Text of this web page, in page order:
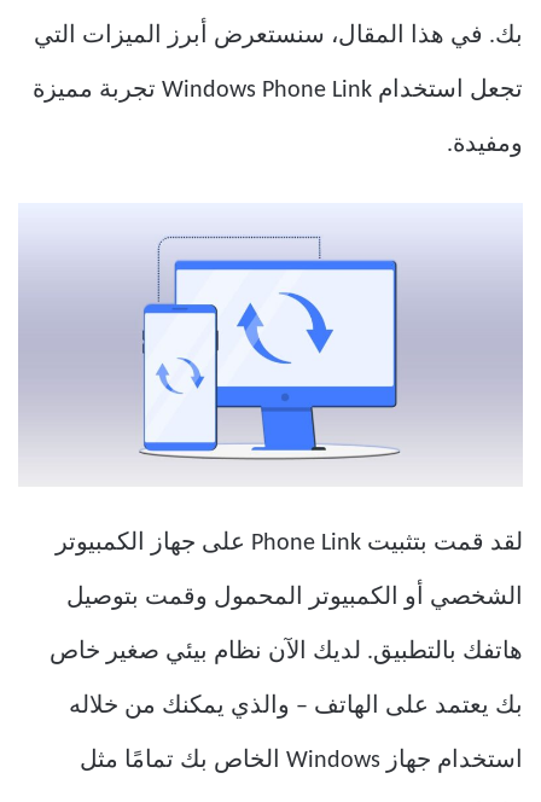
بك. في هذا المقال، سنستعرض أبرز الميزات التي
تجعل استخدام Windows Phone Link تجربة مميزة
ومفيدة.
لقد قمت بتثبيت Phone Link على جهاز الكمبيوتر
الشخصي أو الكمبيوتر المحمول وقمت بتوصيل
هاتفك بالتطبيق. لديك الآن نظام بيئي صغير خاص
بك يعتمد على الهاتف – والذي يمكنك من خلاله
استخدام جهاز Windows الخاص بك تمامًا مثل